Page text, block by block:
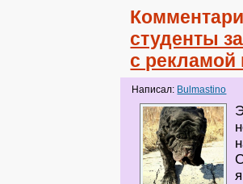
студенты
с рекламой
Написал: Bulmastino